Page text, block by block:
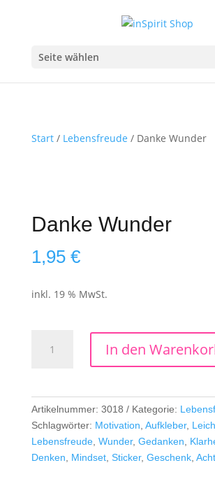
Seite wählen
Start/ Lebensfreude / Danke Wunder
Danke Wunder
1,95 €
inkl. 19 % MwSt.
Wunder
In den
Artikelnummer: 3018 Kategorie:
Schlagwörter: Motivation Aufkleber,
Lebensfreude, Wunder, Gedanken
Denken
Mindset, Sticker, Geschenk,